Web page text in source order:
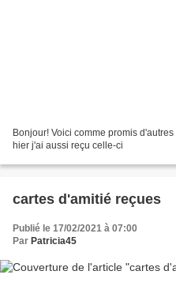
Bonjour! Voici comme promis
hier j'ai aussi reçu celle-ci
cartes d'amitié reçues
Publié le 17/02/2021 à 07:00
Par Patricia45